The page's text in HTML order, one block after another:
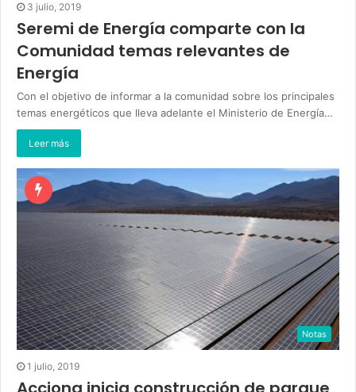
3 julio, 2019
Seremi de Energía comparte con la
Comunidad temas relevantes de
Energía
Con el objetivo de informar a la comunidad sobre los principales
temas energéticos que lleva adelante el Ministerio de Energía…
Leer más
Notas
1 julio, 2019